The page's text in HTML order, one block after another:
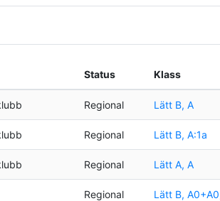
Status Klass
Regional Lätt B, A
Regional Lätt B, A:1a
Regional Lätt A, A
Regional Lätt B,